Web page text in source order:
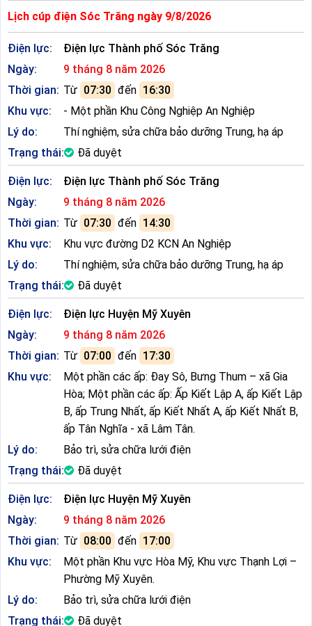
Lịch cúp điện Sóc Trăng ngày 9/8/2026
Điện lực:
Điện lực Thành phố Sóc Trăng
Ngày:
9 tháng 8 năm 2026
Thời gian: Từ 07:30 đến 16:30
Khu vực:
- Một phần Khu Công Nghiệp An Nghiệp
Lý do:
Thí nghiệm, sửa chữa bảo dưỡng Trung, hạ áp
Trạng thái:
Đã duyệt
Điện lực:
Điện lực Thành phố Sóc Trăng
Ngày:
9 tháng 8 năm 2026
Thời gian: Từ 07:30 đến 14:30
Khu vực:
Khu vực đường D2 KCN An Nghiệp
Lý do:
Thí nghiệm, sửa chữa bảo dưỡng Trung, hạ áp
Trạng thái:
Đã duyệt
Điện lực:
Điện lực Huyện Mỹ Xuyên
Ngày:
9 tháng 8 năm 2026
Thời gian: Từ 07:00 đến 17:30
Khu vực:
Một phần các ấp: Đay Sô, Bưng Thum – xã Gia
Hòa; Một phần các ấp: Ấp Kiết Lập A, ấp Kiết Lập
B, ấp Trung Nhất, ấp Kiết Nhất A, ấp Kiết Nhất B,
ấp Tân Nghĩa - xã Lâm Tân.
Lý do:
Bảo trì, sửa chữa lưới điện
Trạng thái:
Đã duyệt
Điện lực:
Điện lực Huyện Mỹ Xuyên
Ngày:
9 tháng 8 năm 2026
Thời gian: Từ 08:00 đến 17:00
Khu vực:
Một phần Khu vực Hòa Mỹ, Khu vực Thạnh Lợi –
Phường Mỹ Xuyên.
Lý do:
Bảo trì, sửa chữa lưới điện
Trạng thái:
Đã duyệt